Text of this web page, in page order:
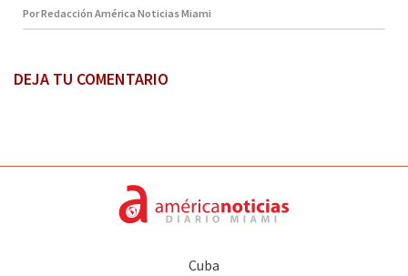
Por Redacción América Noticias Miami
DEJA TU COMENTARIO
Cuba